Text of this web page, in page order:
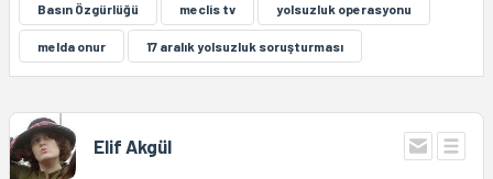
Basın Özgürlüğü meclis tv yolsuzluk operasyonu
melda onur 17 aralık yolsuzluk soruşturması
Elif Akgül